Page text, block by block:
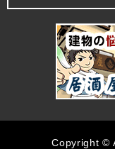
Copyright ©